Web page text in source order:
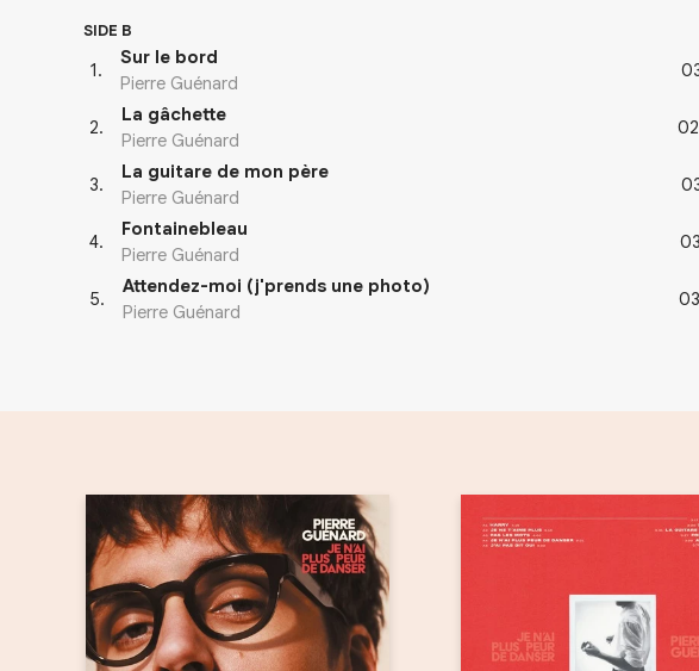
SIDE B
1.
Sur le bord
Pierre Guénard
2.
La gâchette
Pierre Guénard
3.
La guitare de mon père
Pierre Guénard
4.
Fontainebleau
Pierre Guénard
5.
Attendez-moi (j'prends une photo)
Pierre Guénard